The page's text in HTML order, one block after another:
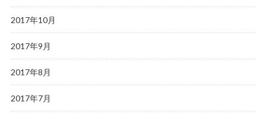
2017年10月
2017年9月
2017年8月
2017年7月